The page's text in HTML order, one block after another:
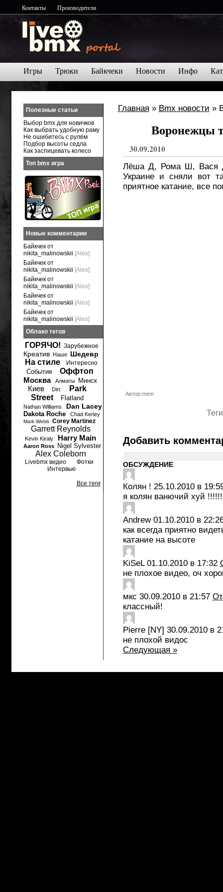
Контакты Производители
Игры Трюки Байкчеки Новости Инфо
Главная » Bmx новости »
Воронежцы
30.09.2010
Лёша Д, Рома Ш, Вася
Украине и сняли вот
приятное катание, все
Автор:mem
Добавить
ОБСУЖДЕНИЕ
Колян ! 25.10.2010 в
я колян ванючий хуй
Andrew 01.10.2010 в
как всегда приятно
катание на высоте
KiSeL 01.10.2010 в 17:32
не плохое видео, оч
мкс 30.09.2010 в 21:57
классный!
Pierre [NY] 30.09.2010 в
не плохой видос
Следующая »
Полезные статьи
Выбор bmx для новичков
Как выбрать удобную раму
Не ошибитесь с рулём
Подбор высоты седла
Как заспицевать колесо
Топ bmx игра
Новые комментарии
Байкчек от
nikita_malinowskii [Alex]
Байкчек от
nikita_malinowskii [Alex]
Байкчек от
nikita_malinowskii [Alex]
Байкчек от
nikita_malinowskii [Alex]
Байкчек от
nikita_malinowskii [Alex]
Облако тегов
ГОРЯЧО! Зарубежное
Креатив Наше Шедевр
На стиле Интересно
Событие
Оффтоп
Москва
Алматы Минск
Киев Dirt
Park
Street
Flatland
Nathan Williams Dan Lacey
Dakota Roche Chad Kerley
Mark Webb Corey Martinez
Garrett Reynolds
Kevin Kiraly Harry Main
Aaron Ross Nigel Sylvester
Alex Coleborn
Livebmx видео
Фотки
Интервью
Все теги